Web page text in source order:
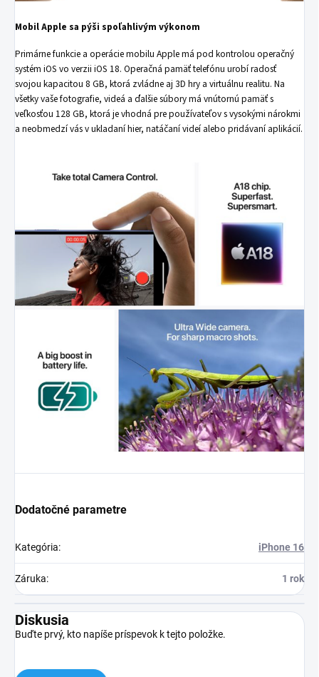
Mobil Apple sa pýši spoľahlivým výkonom
Primárne funkcie a operácie mobilu Apple má pod kontrolou operačný
systém iOS vo verzii iOS 18. Operačná pamäť telefónu urobí radosť
svojou kapacitou 8 GB, ktorá zvládne aj 3D hry a virtuálnu realitu. Na
všetky vaše fotografie, videá a ďalšie súbory má vnútornú pamäť s
veľkosťou 128 GB, ktorá je vhodná pre používateľov s vysokými nárokmi
a neobmedzí vás v ukladaní hier, natáčaní videí alebo pridávaní aplikácií.
Dodatočné parametre
Kategória: iPhone 16
Záruka: 1 rok
Diskusia
Buďte prvý, kto napíše príspevok k tejto položke.